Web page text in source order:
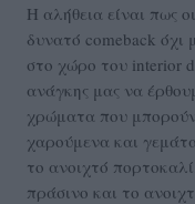
Η αλήθεια είναι πως
δυνατό comeback όχι
στο χώρο του interior
ανάγκης μας να
χρώματα που
χαρούμενα και
το ανοιχτό
πράσινο και το